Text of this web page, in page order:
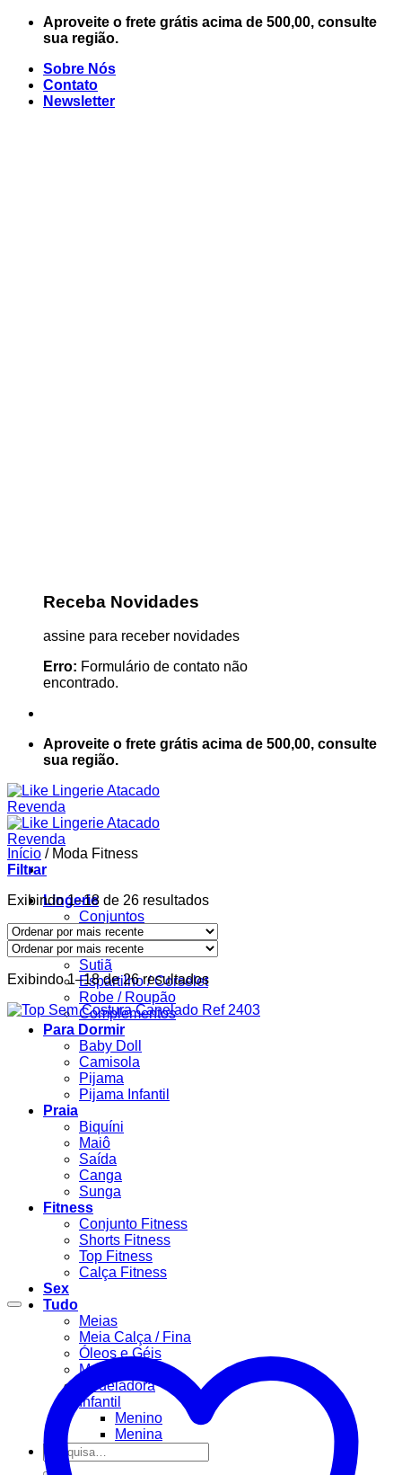
Skip
Aproveite o frete grátis acima de 500,00, consulte
sua região.
Sobre Nós
Contato
Newsletter
Receba Novidades
assine para receber novidades
Erro: Formulário de contato não
encontrado.
Aproveite o frete grátis acima de 500,00, consulte
sua região.
Lingerie
Conjuntos
Body
Calcinha
Sutiã
Espartilho / Corselet
Robe / Roupão
Complementos
Para Dormir
Baby Doll
Camisola
Pijama
Pijama Infantil
Praia
Biquíni
Maiô
Saída
Canga
Sunga
Fitness
Conjunto Fitness
Shorts Fitness
Top Fitness
Calça Fitness
Sex
Tudo
Meias
Meia Calça / Fina
Óleos e Géis
Masculino
Modeladora
Infantil
Menino
Menina
Pesquisar
por:
Início /Moda Fitness
Filtrar
Exibindo 1–18 de 26 resultadosClassificado
mais
recente
Exibindo 1–18 de 26 resultadosClassificado
mais